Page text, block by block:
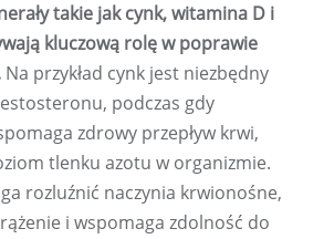
takie jak cynk, witamina D i
kluczową rolę w poprawie
Na przykład cynk jest niezbędny
podczas gdy
zdrowy przepływ krwi,
tlenku azotu w organizmie.
rozluźnić naczynia krwionośne,
i wspomaga zdolność do